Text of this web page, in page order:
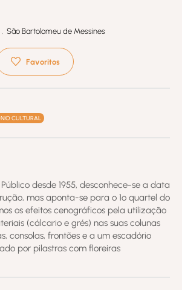
São Bartolomeu de Messines
Favoritos
CULTURAL
desde 1955, desconhece-se a data
mas aponta-se para o 1º quartel do
os efeitos cenográficos pela utilização
(cálcario e grés) nas suas colunas
consolas, frontões e a um escadório
por pilastras com floreiras